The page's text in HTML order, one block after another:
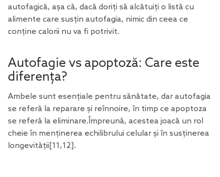
autofagică, așa că, dacă doriți să alcătuiți o listă cu
alimente care susțin autofagia, nimic din ceea ce
conține calorii nu va fi potrivit.
Autofagie vs apoptoză: Care este
diferența?
Ambele sunt esențiale pentru sănătate, dar autofagia
se referă la reparare și reînnoire, în timp ce apoptoza
se referă la eliminare.Împreună, acestea joacă un rol
cheie în menținerea echilibrului celular și în susținerea
longevității [11 ,12].